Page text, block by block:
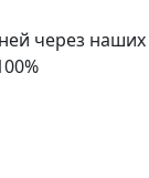
через наших